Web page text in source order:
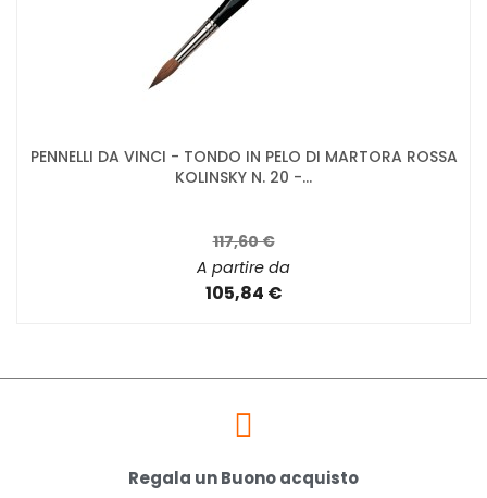
PENNELLI DA VINCI - TONDO IN PELO DI MARTORA ROSSA
KOLINSKY N. 20 -...
117,60 €
A partire da
105,84 €
Regala un Buono acquisto